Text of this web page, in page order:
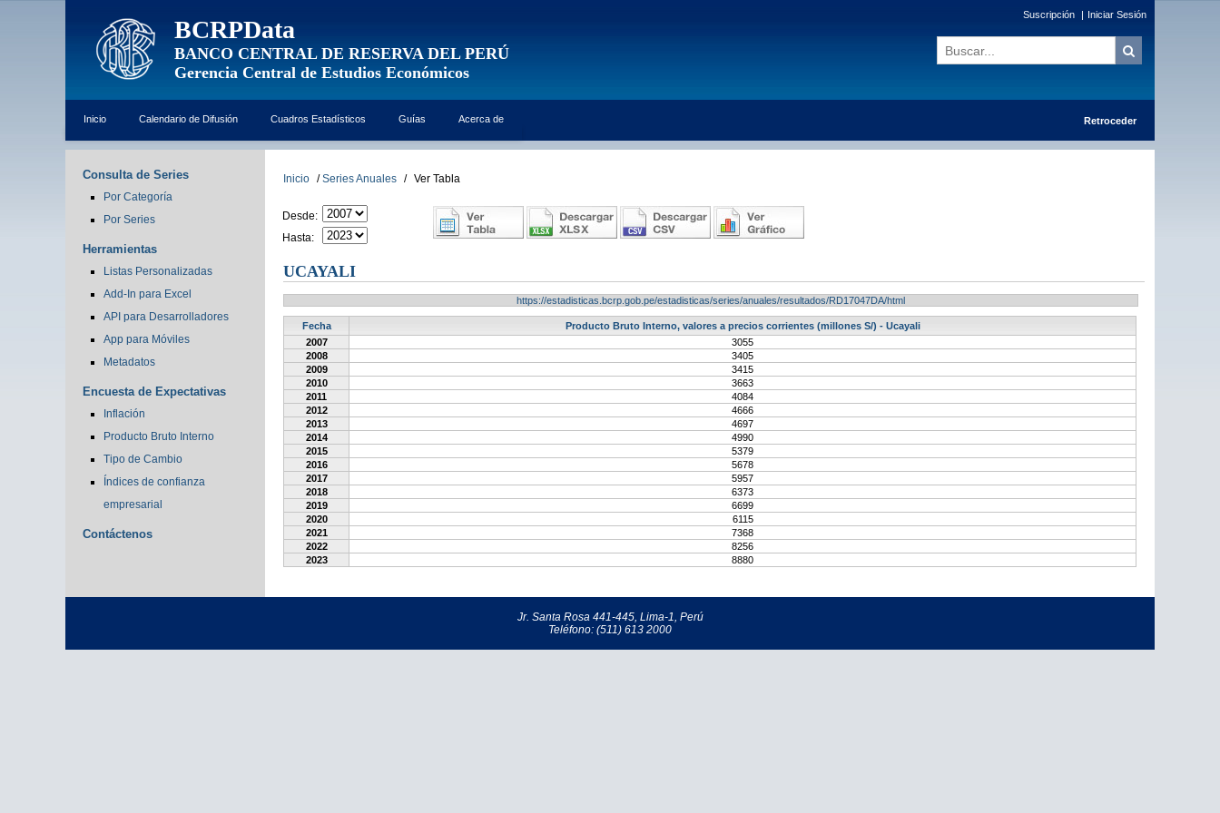
BCRPData
BANCO CENTRAL DE RESERVA DEL PERÚ
Gerencia Central de Estudios Económicos
Suscripción | Iniciar Sesión
Inicio Calendario de Difusión Cuadros Estadísticos Guías Acerca de Retroceder
Consulta de Series
Por Categoría
Por Series
Herramientas
Listas Personalizadas
Add-In para Excel
API para Desarrolladores
App para Móviles
Metadatos
Encuesta de Expectativas
Inflación
Producto Bruto Interno
Tipo de Cambio
Índices de confianza
empresarial
Contáctenos
Inicio / Series Anuales / Ver Tabla
Desde:
Hasta:
UCAYALI
https://estadisticas.bcrp.gob.pe/estadisticas/series/anuales/resultados/RD17047DA/html
Fecha
Producto Bruto Interno, valores a precios corrientes (millones S/) - Ucayali
2007
3055
2008
3405
2009
3415
2010
3663
2011
4084
2012
4666
2013
4697
2014
4990
2015
5379
2016
5678
2017
5957
2018
6373
2019
6699
2020
6115
2021
7368
2022
8256
2023
8880
Jr. Santa Rosa 441-445, Lima-1, Perú
Teléfono: (511) 613 2000